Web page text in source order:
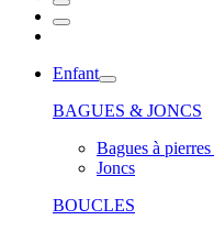
Enfant
BAGUES & JONCS
Bagues à
Joncs
BOUCLES